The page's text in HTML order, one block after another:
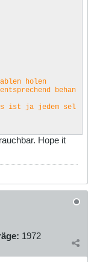
holen
behan
ist ja jedem sel
){
)){
Hope it
1972